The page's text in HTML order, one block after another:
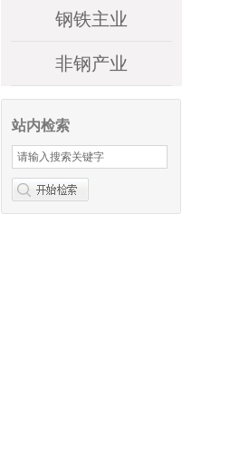
钢铁主业
非钢产业
站内检索